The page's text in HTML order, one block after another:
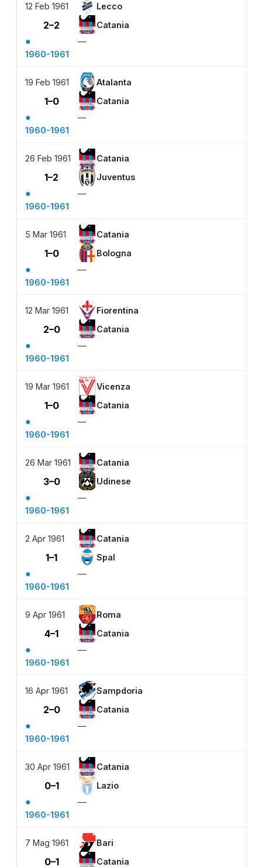
12 Feb 1961 Lecco
2–2 Catania
●
—
1960-1961
19 Feb 1961 Atalanta
1–0 Catania
●
—
1960-1961
26 Feb 1961 Catania
1–2 Juventus
●
—
1960-1961
5 Mar 1961 Catania
1–0 Bologna
●
—
1960-1961
12 Mar 1961 Fiorentina
2–0 Catania
●
—
1960-1961
19 Mar 1961 Vicenza
1–0 Catania
●
—
1960-1961
26 Mar 1961 Catania
3–0 Udinese
●
—
1960-1961
2 Apr 1961 Catania
1–1 Spal
●
—
1960-1961
9 Apr 1961 Roma
4–1 Catania
●
—
1960-1961
16 Apr 1961 Sampdoria
2–0 Catania
●
—
1960-1961
30 Apr 1961 Catania
0–1 Lazio
●
—
1960-1961
7 Mag 1961 Bari
0–1 Catania